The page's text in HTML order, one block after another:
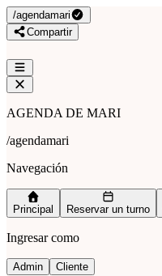
/agendamari
Compartir
AGENDA DE MARI
/agendamari
Navegación
Principal Reservar un turno
Ingresar como
Admin Cliente